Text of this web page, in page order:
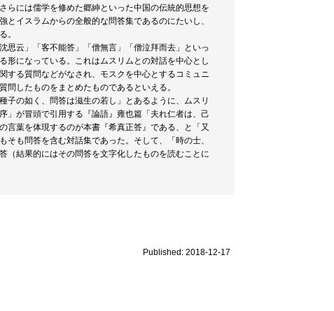
らには儒学を修めた郷紳といった中国の伝統的思想を
イスラムからの全般的な問答集であるのにたいし、
。
思云」「客不能答」「僧無言」「僧泣拜而去」といっ
形になっている。これはムスリムとの対話を中心とし
する質問などがなされ、モスクを中心とするコミュニ
したものをまとめたものであるといえる。
子の如く、問答は滋生の若し」とあるように、ムスリ
」が冒頭で引用する『論語』雍也篇「夫れ仁者は、己
言葉を体現するのが本書『希真正答』である、と「又
も問答を含む対話集であった。そして、「時の士、
（結果的にはその問答を文字化したものを読むことに
Published: 2018-12-17